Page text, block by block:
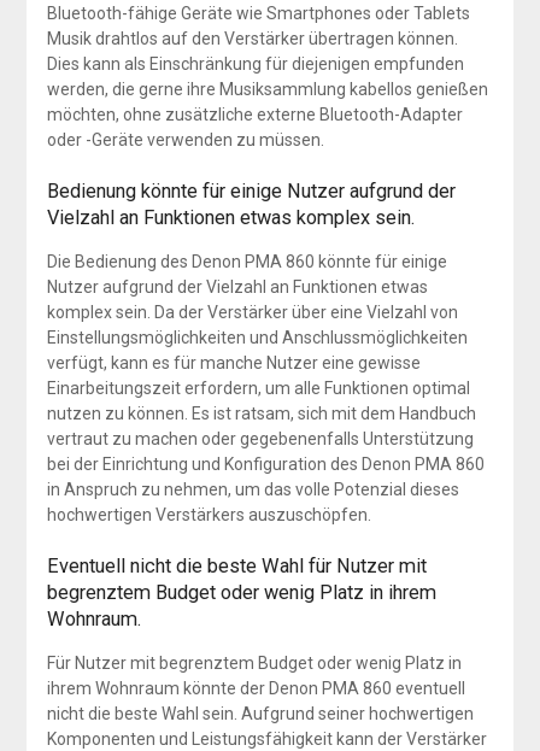
Bluetooth-fähige Geräte wie Smartphones oder Tablets
Musik drahtlos auf den Verstärker übertragen können.
Dies kann als Einschränkung für diejenigen empfunden
werden, die gerne ihre Musiksammlung kabellos genießen
möchten, ohne zusätzliche externe Bluetooth-Adapter
oder -Geräte verwenden zu müssen.
Bedienung könnte für einige Nutzer aufgrund der
Vielzahl an Funktionen etwas komplex sein.
Die Bedienung des Denon PMA 860 könnte für einige
Nutzer aufgrund der Vielzahl an Funktionen etwas
komplex sein. Da der Verstärker über eine Vielzahl von
Einstellungsmöglichkeiten und Anschlussmöglichkeiten
verfügt, kann es für manche Nutzer eine gewisse
Einarbeitungszeit erfordern, um alle Funktionen optimal
nutzen zu können. Es ist ratsam, sich mit dem Handbuch
vertraut zu machen oder gegebenenfalls Unterstützung
bei der Einrichtung und Konfiguration des Denon PMA 860
in Anspruch zu nehmen, um das volle Potenzial dieses
hochwertigen Verstärkers auszuschöpfen.
Eventuell nicht die beste Wahl für Nutzer mit
begrenztem Budget oder wenig Platz in ihrem
Wohnraum.
Für Nutzer mit begrenztem Budget oder wenig Platz in
ihrem Wohnraum könnte der Denon PMA 860 eventuell
nicht die beste Wahl sein. Aufgrund seiner hochwertigen
Komponenten und Leistungsfähigkeit kann der Verstärker